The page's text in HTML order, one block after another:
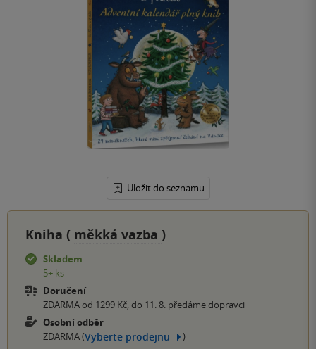
Uložit do seznamu
Kniha ( měkká vazba )
Skladem
5+ ks
Doručení
ZDARMA od 1299 Kč, do 11. 8. předáme dopravci
Osobní odběr
ZDARMA (Vyberte prodejnu )